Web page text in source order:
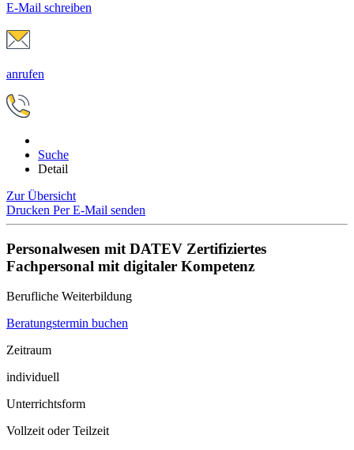
E-Mail schreiben
anrufen
Suche
Detail
Zur Übersicht
Drucken Per E-Mail senden
Personalwesen mit DATEV Zertifiziertes
Fachpersonal mit digitaler Kompetenz
Berufliche Weiterbildung
Beratungstermin buchen
Zeitraum
individuell
Unterrichtsform
Vollzeit oder Teilzeit